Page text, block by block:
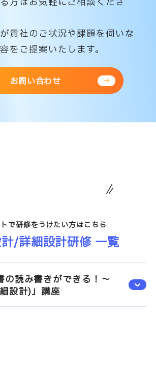
貴社のご状況や課題を伺いな
をご提案いたします。
お問い合わせ
で研修をうけたい方はこちら
/詳細設計研修 一覧
の読み書きができる！～
設計)」講座